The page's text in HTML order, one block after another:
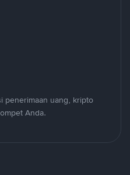
penerimaan uang, kripto
Anda.